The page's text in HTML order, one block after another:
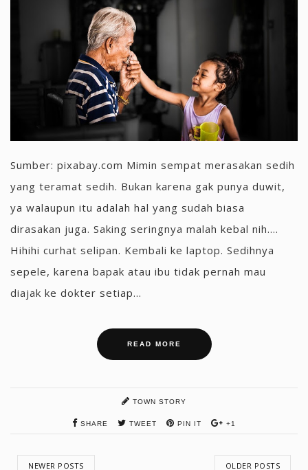
Sumber: pixabay.com Mimin sempat merasakan sedih
yang teramat sedih. Bukan karena gak punya duwit,
ya walaupun itu adalah hal yang sudah biasa
dirasakan juga. Saking seringnya malah kebal nih....
Hihihi curhat selipan. Kembali ke laptop. Sedihnya
sepele, karena bapak atau ibu tidak pernah mau
diajak ke dokter setiap...
READ MORE
TOWN STORY
SHARE TWEET PIN IT +1
NEWER POSTS OLDER POSTS